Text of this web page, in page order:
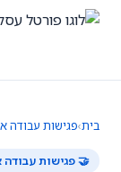
בית›פגישות עבודה
🤝 פגישות עבודה